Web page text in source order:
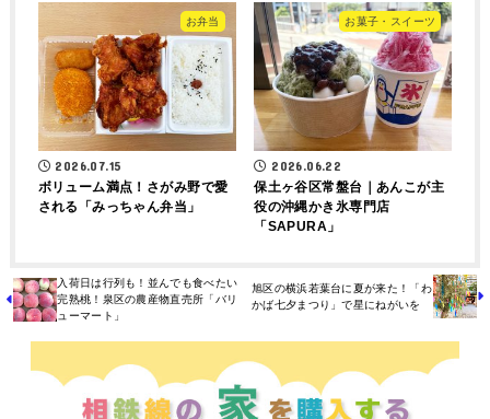
お弁当
2026.07.15
ボリューム満点！さがみ野で愛
される「みっちゃん弁当」
お菓子・スイーツ
2026.06.22
保土ヶ谷区常盤台｜あんこが主
役の沖縄かき氷専門店
「SAPURA」
入荷日は行列も！並んでも食べたい
完熟桃！泉区の農産物直売所「バリ
ューマート」
旭区の横浜若葉台に夏が来た！「わ
かば七夕まつり」で星にねがいを